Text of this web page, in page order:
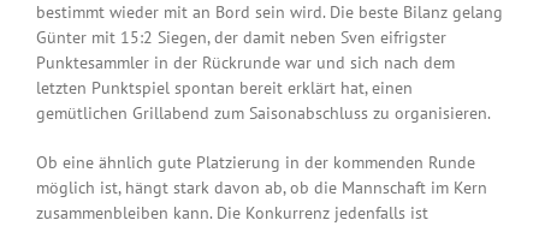
bestimmt wieder mit an Bord sein wird. Die beste Bilanz gelang
Günter mit 15:2 Siegen, der damit neben Sven eifrigster
Punktesammler in der Rückrunde war und sich nach dem
letzten Punktspiel spontan bereit erklärt hat, einen
gemütlichen Grillabend zum Saisonabschluss zu organisieren.
Ob eine ähnlich gute Platzierung in der kommenden Runde
möglich ist, hängt stark davon ab, ob die Mannschaft im Kern
zusammenbleiben kann. Die Konkurrenz jedenfalls ist